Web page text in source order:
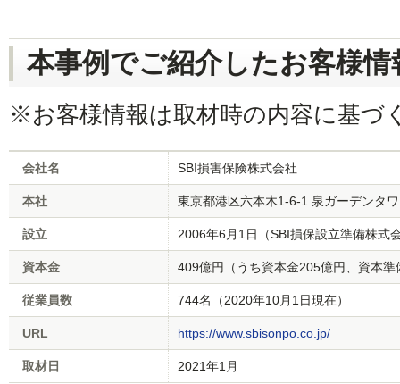
本事例でご紹介したお客様情
※お客様情報は取材時の内容に基づ
会社名 SBI損害保険株式会社
本社 東京都港区六本木1-6-1 泉ガーデンタ
設立 2006年6月1日（SBI損保設立準備株式
資本金 409億円（うち資本金205億円、資本準
従業員数 744名（2020年10月1日現在）
URL https://www.sbisonpo.co.jp/
取材日 2021年1月